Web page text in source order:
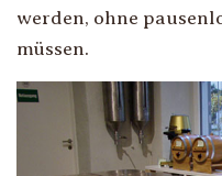
werden, ohne
müssen.